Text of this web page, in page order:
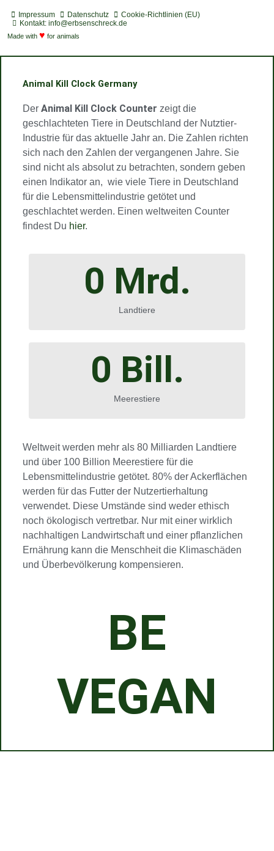
t
i
f
c
a
s
t
a
g
a
t
u
t
Impressum Datenschutz
Cookie-Richtlinien (EU)
Kontakt: info@erbsenschreck.de
Made with ♥ for animals
Animal Kill Clock Germany
Der Animal Kill Clock Counter zeigt die
geschlachteten Tiere in Deutschland der Nutztier-
Industrie für das aktuelle Jahr an. Die Zahlen richten
sich nach den Zahlen der vergangenen Jahre. Sie
sind nicht als absolut zu betrachten, sondern geben
einen Indikator an, wie viele Tiere in Deutschland
für die Lebensmittelindustrie getötet und
geschlachtet werden. Einen weltweiten Counter
findest Du hier.
Landtiere
0 Mrd.
Meerestiere
0 Bill.
Weltweit werden mehr als 80 Milliarden Landtiere
und über 100 Billion Meerestiere für die
Lebensmittelindustrie getötet. 80% der Ackerflächen
werden für das Futter der Nutzertierhaltung
verwendet. Diese Umstände sind weder ethisch
noch ökologisch vertretbar. Nur mit einer wirklich
nachhaltigen Landwirtschaft und einer pflanzlichen
Ernährung kann die Menschheit die Klimaschäden
und Überbevölkerung kompensieren.
BE
VEGAN